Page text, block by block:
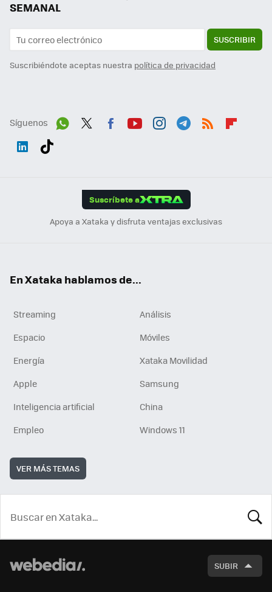
SEMANAL
SUSCRIBIR
Suscribiéndote aceptas nuestra política de privacidad
Síguenos
Suscríbete a
Apoya a Xataka y disfruta ventajas exclusivas
En Xataka hablamos de...
Streaming
Análisis
Espacio
Móviles
Energía
Xataka Movilidad
Apple
Samsung
Inteligencia artificial
China
Empleo
Windows 11
VER MÁS TEMAS
SUBIR